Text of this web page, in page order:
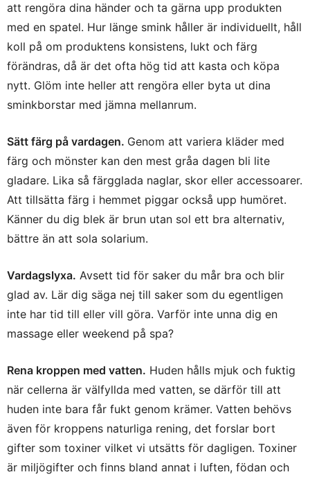
att rengöra dina händer och ta gärna upp produkten
med en spatel. Hur länge smink håller är individuellt, håll
koll på om produktens konsistens, lukt och färg
förändras, då är det ofta hög tid att kasta och köpa
nytt. Glöm inte heller att rengöra eller byta ut dina
sminkborstar med jämna mellanrum.
Sätt färg på vardagen. Genom att variera kläder med
färg och mönster kan den mest gråa dagen bli lite
gladare. Lika så färgglada naglar, skor eller accessoarer.
Att tillsätta färg i hemmet piggar också upp humöret.
Känner du dig blek är brun utan sol ett bra alternativ,
bättre än att sola solarium.
Vardagslyxa. Avsett tid för saker du mår bra och blir
glad av. Lär dig säga nej till saker som du egentligen
inte har tid till eller vill göra. Varför inte unna dig en
massage eller weekend på spa?
Rena kroppen med vatten. Huden hålls mjuk och fuktig
när cellerna är välfyllda med vatten, se därför till att
huden inte bara får fukt genom krämer. Vatten behövs
även för kroppens naturliga rening, det forslar bort
gifter som toxiner vilket vi utsätts för dagligen. Toxiner
är miljögifter och finns bland annat i luften, födan och